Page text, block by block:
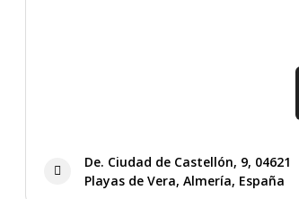
De. Ciudad de Castellón, 9, 04621
Playas de Vera, Almería, España